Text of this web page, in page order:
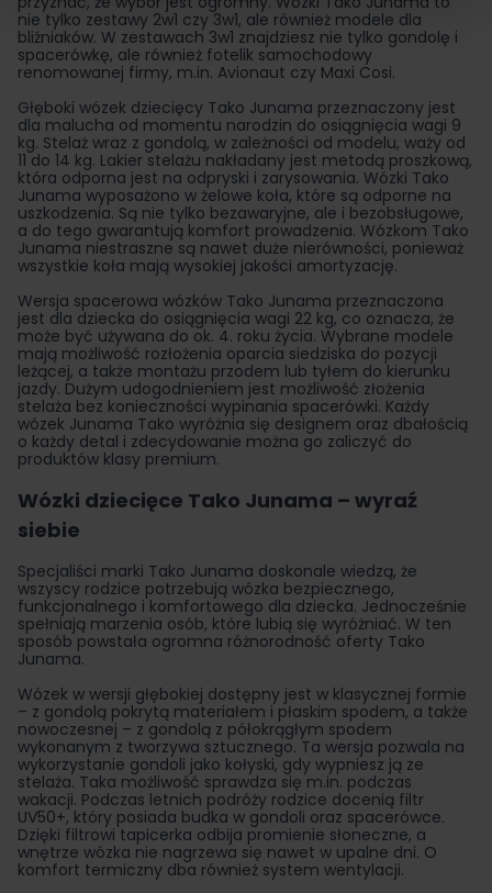
nie tylko zestawy 2w1 czy 3w1, ale również modele dla
bliźniaków. W zestawach 3w1 znajdziesz nie tylko gondolę i
spacerówkę, ale również fotelik samochodowy
renomowanej firmy, m.in. Avionaut czy Maxi Cosi.
Głęboki wózek dziecięcy Tako Junama przeznaczony jest
dla malucha od momentu narodzin do osiągnięcia wagi 9
kg. Stelaż wraz z gondolą, w zależności od modelu, waży od
11 do 14 kg. Lakier stelażu nakładany jest metodą proszkową,
która odporna jest na odpryski i zarysowania. Wózki Tako
Junama wyposażono w żelowe koła, które są odporne na
uszkodzenia. Są nie tylko bezawaryjne, ale i bezobsługowe,
a do tego gwarantują komfort prowadzenia. Wózkom Tako
Junama niestraszne są nawet duże nierówności, ponieważ
wszystkie koła mają wysokiej jakości amortyzację.
Wersja spacerowa wózków Tako Junama przeznaczona
jest dla dziecka do osiągnięcia wagi 22 kg, co oznacza, że
może być używana do ok. 4. roku życia. Wybrane modele
mają możliwość rozłożenia oparcia siedziska do pozycji
leżącej, a także montażu przodem lub tyłem do kierunku
jazdy. Dużym udogodnieniem jest możliwość złożenia
stelaża bez konieczności wypinania spacerówki. Każdy
wózek Junama Tako wyróżnia się designem oraz dbałością
o każdy detal i zdecydowanie można go zaliczyć do
produktów klasy premium.
Wózki dziecięce Tako Junama – wyraź
siebie
Specjaliści marki Tako Junama doskonale wiedzą, że
wszyscy rodzice potrzebują wózka bezpiecznego,
funkcjonalnego i komfortowego dla dziecka. Jednocześnie
spełniają marzenia osób, które lubią się wyróżniać. W ten
sposób powstała ogromna różnorodność oferty Tako
Junama.
Wózek w wersji głębokiej dostępny jest w klasycznej formie
– z gondolą pokrytą materiałem i płaskim spodem, a także
nowoczesnej – z gondolą z półokrągłym spodem
wykonanym z tworzywa sztucznego. Ta wersja pozwala na
wykorzystanie gondoli jako kołyski, gdy wypniesz ją ze
stelaża. Taka możliwość sprawdza się m.in. podczas
wakacji. Podczas letnich podróży rodzice docenią filtr
UV50+, który posiada budka w gondoli oraz spacerówce.
Dzięki filtrowi tapicerka odbija promienie słoneczne, a
wnętrze wózka nie nagrzewa się nawet w upalne dni. O
komfort termiczny dba również system wentylacji.